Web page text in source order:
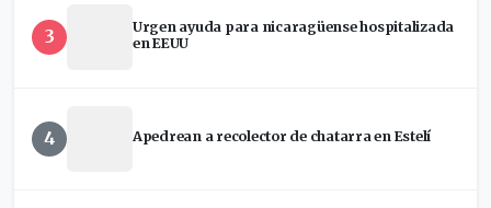
3
Urgen ayuda para nicaragüense hospitalizada
en EEUU
4 Apedrean a recolector de chatarra en Estelí